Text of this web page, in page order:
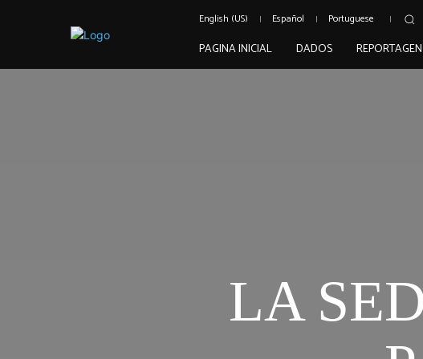
English (US) Español Portuguese
PAGINA INICIAL DADOS
LA